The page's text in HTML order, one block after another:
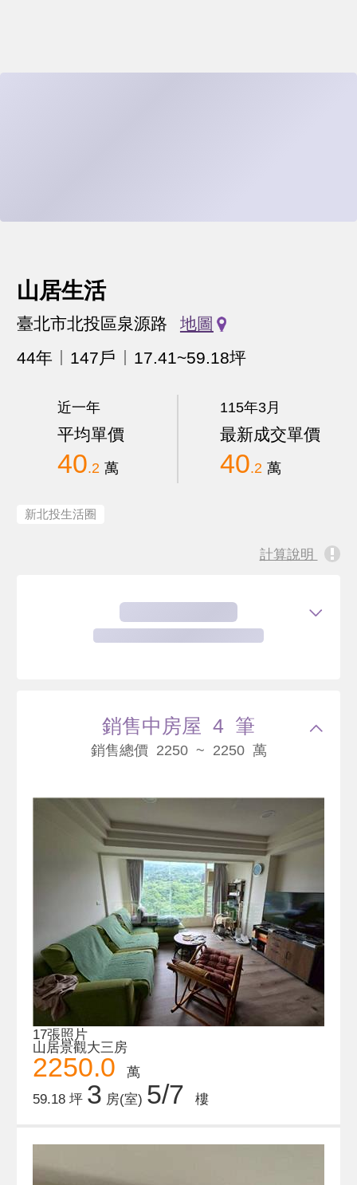
山居生活
臺北市北投區泉源路
地圖
44年
147戶 17.41~59.18坪
近一年
平均單價
40.2 萬
115年3月
最新成交單價
40.2 萬
新北投生活圈
計算說明
銷售中房屋 4 筆
銷售總價 2250 ~ 2250 萬
17張照片
山居景觀大三房
2250.0
萬
59.18 坪 3 房(室) 5/7 樓